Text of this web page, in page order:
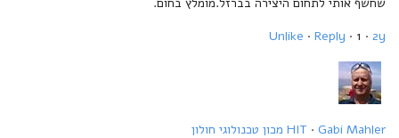
Unlike · Reply · 1 · 2y
Gabi Mahler
· HIT מכון טכנולוגי חולון